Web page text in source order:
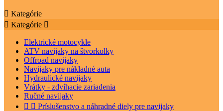
 Kategórie
 Kategórie 
Elektrické motocykle
ATV navijaky na štvorkolky
Offroad navijaky
Navijaky pre nákladné auta
Hydraulické navijaky
Vrátky - zdvíhacie zariadenia
Ručné navijaky
  Príslušenstvo a náhradné diely pre navijaky